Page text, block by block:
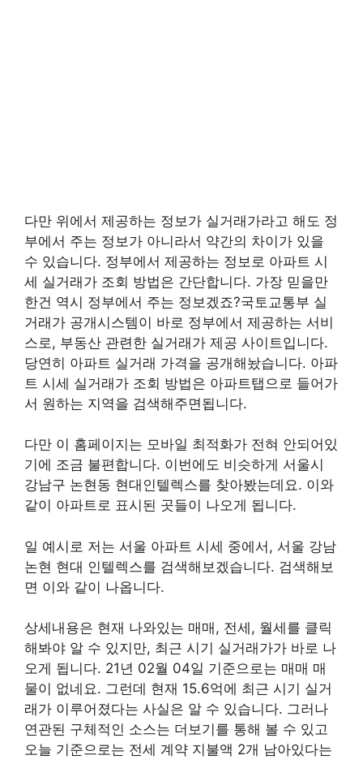
다만 위에서 제공하는 정보가 실거래가라고 해도 정
부에서 주는 정보가 아니라서 약간의 차이가 있을
수 있습니다. 정부에서 제공하는 정보로 아파트 시
세 실거래가 조회 방법은 간단합니다. 가장 믿을만
한건 역시 정부에서 주는 정보겠죠?국토교통부 실
거래가 공개시스템이 바로 정부에서 제공하는 서비
스로, 부동산 관련한 실거래가 제공 사이트입니다.
당연히 아파트 실거래 가격을 공개해놨습니다. 아파
트 시세 실거래가 조회 방법은 아파트탭으로 들어가
서 원하는 지역을 검색해주면됩니다.
다만 이 홈페이지는 모바일 최적화가 전혀 안되어있
기에 조금 불편합니다. 이번에도 비슷하게 서울시
강남구 논현동 현대인텔렉스를 찾아봤는데요. 이와
같이 아파트로 표시된 곳들이 나오게 됩니다.
일 예시로 저는 서울 아파트 시세 중에서, 서울 강남
논현 현대 인텔렉스를 검색해보겠습니다. 검색해보
면 이와 같이 나옵니다.
상세내용은 현재 나와있는 매매, 전세, 월세를 클릭
해봐야 알 수 있지만, 최근 시기 실거래가가 바로 나
오게 됩니다. 21년 02월 04일 기준으로는 매매 매
물이 없네요. 그런데 현재 15.6억에 최근 시기 실거
래가 이루어졌다는 사실은 알 수 있습니다. 그러나
연관된 구체적인 소스는 더보기를 통해 볼 수 있고
오늘 기준으로는 전세 계약 지불액 2개 남아있다는